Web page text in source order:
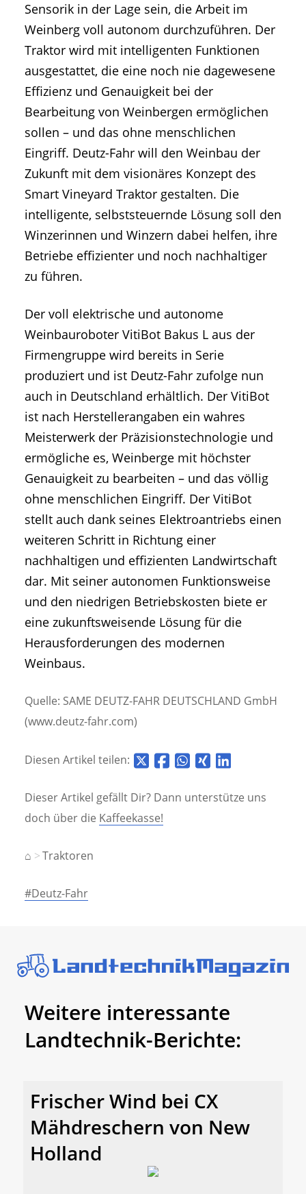
Sensorik in der Lage sein, die Arbeit im
Weinberg voll autonom durchzuführen. Der
Traktor wird mit intelligenten Funktionen
ausgestattet, die eine noch nie dagewesene
Effizienz und Genauigkeit bei der
Bearbeitung von Weinbergen ermöglichen
sollen – und das ohne menschlichen
Eingriff. Deutz-Fahr will den Weinbau der
Zukunft mit dem visionäres Konzept des
Smart Vineyard Traktor gestalten. Die
intelligente, selbststeuernde Lösung soll den
Winzerinnen und Winzern dabei helfen, ihre
Betriebe effizienter und noch nachhaltiger
zu führen.
Der voll elektrische und autonome
Weinbauroboter VitiBot Bakus L aus der
Firmengruppe wird bereits in Serie
produziert und ist Deutz-Fahr zufolge nun
auch in Deutschland erhältlich. Der VitiBot
ist nach Herstellerangaben ein wahres
Meisterwerk der Präzisionstechnologie und
ermögliche es, Weinberge mit höchster
Genauigkeit zu bearbeiten – und das völlig
ohne menschlichen Eingriff. Der VitiBot
stellt auch dank seines Elektroantriebs einen
weiteren Schritt in Richtung einer
nachhaltigen und effizienten Landwirtschaft
dar. Mit seiner autonomen Funktionsweise
und den niedrigen Betriebskosten biete er
eine zukunftsweisende Lösung für die
Herausforderungen des modernen
Weinbaus.
Quelle: SAME DEUTZ-FAHR DEUTSCHLAND GmbH
(www.deutz-fahr.com)
Diesen Artikel teilen:
Dieser Artikel gefällt Dir? Dann unterstütze uns
doch über die Kaffeekasse!
⌂ Traktoren
#Deutz-Fahr
Weitere interessante
Landtechnik-Berichte:
Frischer Wind bei CX
Mähdreschern von New
Holland